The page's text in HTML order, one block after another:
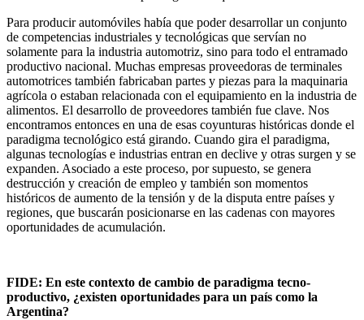
Para producir automóviles había que poder desarrollar un conjunto
de competencias industriales y tecnológicas que servían no
solamente para la industria automotriz, sino para todo el entramado
productivo nacional. Muchas empresas proveedoras de terminales
automotrices también fabricaban partes y piezas para la maquinaria
agrícola o estaban relacionada con el equipamiento en la industria de
alimentos. El desarrollo de proveedores también fue clave. Nos
encontramos entonces en una de esas coyunturas históricas donde el
paradigma tecnológico está girando. Cuando gira el paradigma,
algunas tecnologías e industrias entran en declive y otras surgen y se
expanden. Asociado a este proceso, por supuesto, se genera
destrucción y creación de empleo y también son momentos
históricos de aumento de la tensión y de la disputa entre países y
regiones, que buscarán posicionarse en las cadenas con mayores
oportunidades de acumulación.
FIDE: En este contexto de cambio de paradigma tecno-
productivo, ¿existen oportunidades para un país como la
Argentina?